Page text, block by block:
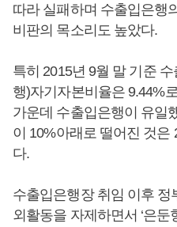
따라 실패하며 수출입은행
비판의 목소리도 높았다.
특히 2015년 9월 말 기준
행)자기자본비율은 9.44%
가운데 수출입은행이 유일
이 10%아래로 떨어진 것은
다.
수출입은행장 취임 이후 정
외활동을 자제하면서 ‘은